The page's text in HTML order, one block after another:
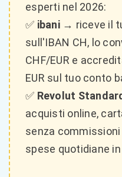
esperti nel 2026:
✅ ibani→ riceve il
sull'IBAN CH, lo
CHF/EUR e
EUR sul tuo conto
✅ Revolut Standard
acquisti online,
senza
spese quotidiane